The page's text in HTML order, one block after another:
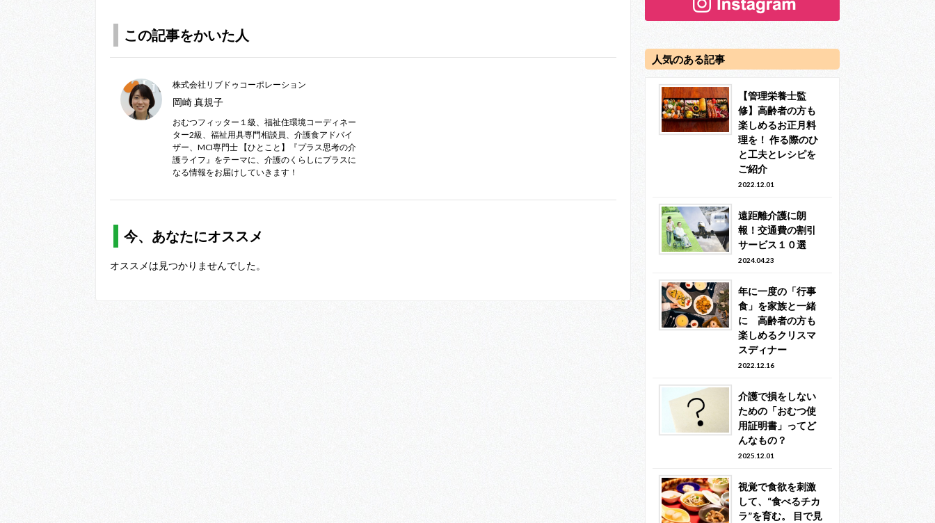
この記事をかいた人
株式会社リブドゥコーポレーション
岡崎 真規子
おむつフィッター１級、福祉住環境コーディネー
ター2級、福祉用具専門相談員、介護食アドバイ
ザー、MCI専門士 【ひとこと】『プラス思考の介
護ライフ』をテーマに、介護のくらしにプラスに
なる情報をお届けしていきます！
今、あなたにオススメ
オススメは見つかりませんでした。
人気のある記事
【管理栄養士監
修】高齢者の方も
楽しめるお正月料
理を！ 作る際のひ
と工夫とレシピを
ご紹介
2022.12.01
遠距離介護に朗
報！交通費の割引
サービス１０選
2024.04.23
年に一度の「行事
食」を家族と一緒
に 高齢者の方も
楽しめるクリスマ
スディナー
2022.12.16
介護で損をしない
ための「おむつ使
用証明書」ってど
んなもの？
2025.12.01
視覚で食欲を刺激
して、“食べるチカ
ラ”を育む。 目で見